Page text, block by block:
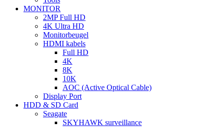
MONITOR
2MP Full HD
4K Ultra HD
Monitorbeugel
HDMI kabels
Full HD
4K
8K
10K
AOC (Active Optical Cable)
Display Port
HDD & SD Card
Seagate
SKYHAWK surveillance